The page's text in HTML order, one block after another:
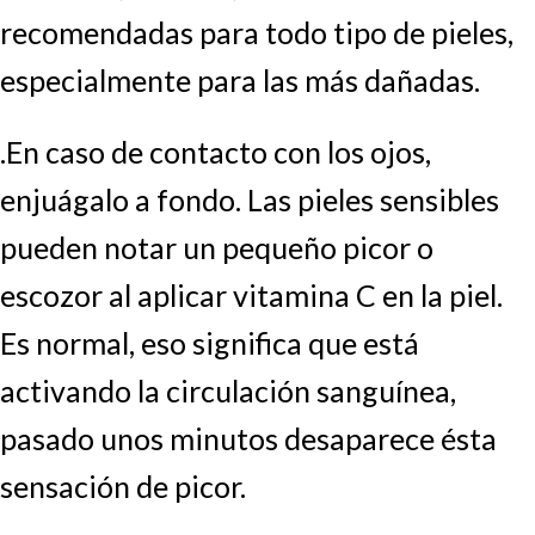
recomendadas para todo tipo de pieles,
especialmente para las más dañadas.
.En caso de contacto con los ojos,
enjuágalo a fondo. Las pieles sensibles
pueden notar un pequeño picor o
escozor al aplicar vitamina C en la piel.
Es normal, eso significa que está
activando la circulación sanguínea,
pasado unos minutos desaparece ésta
sensación de picor.